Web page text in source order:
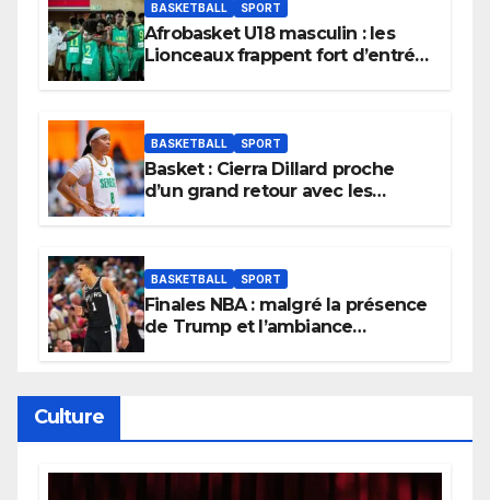
BASKETBALL SPORT
Afrobasket U18 masculin : les
Lionceaux frappent fort d’entrée
BASKETBALL SPORT
Basket : Cierra Dillard proche
d’un grand retour avec les
BASKETBALL SPORT
Finales NBA : malgré la présence
de Trump et l’ambiance
Culture